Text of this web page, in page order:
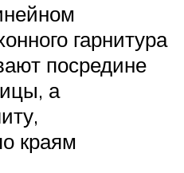
гарнитура
посредине
а
краям